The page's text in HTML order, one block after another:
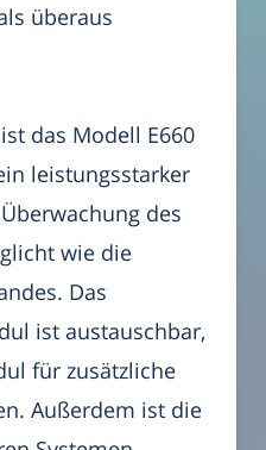
überaus
das Modell E660
leistungsstarker
des
wie die
Das
ist austauschbar,
für zusätzliche
Außerdem ist die